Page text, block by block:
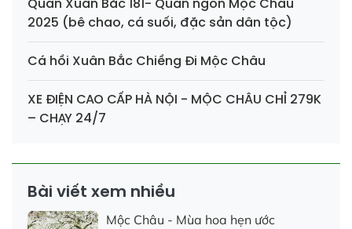
Quán Xuân Bắc 181- Quán ngon Mộc Châu
2025 (bê chao, cá suối, đặc sản dân tộc)
Cá hồi Xuân Bắc Chiềng Đi Mộc Châu
XE ĐIỆN CAO CẤP HÀ NỘI - MỘC CHÂU CHỈ 279K
– CHẠY 24/7
Bài viết xem nhiều
Mộc Châu - Mùa hoa hẹn ước